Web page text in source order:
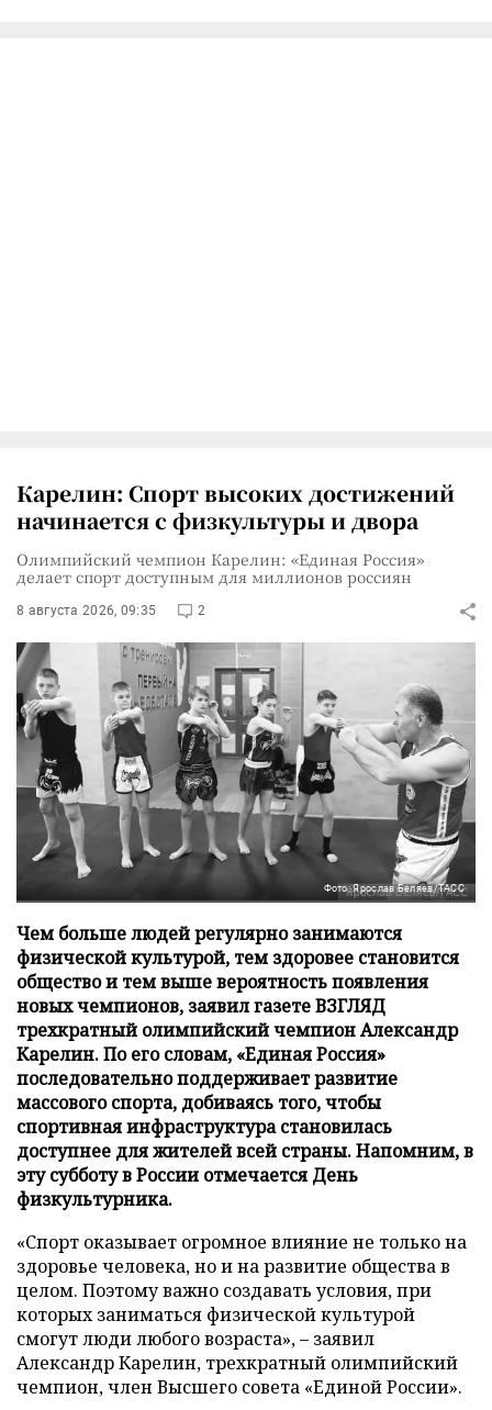
Карелин: Спорт высоких достижений
начинается с физкультуры и двора
Олимпийский чемпион Карелин: «Единая Россия»
делает спорт доступным для миллионов россиян
8 августа 2026, 09:35 2
Фото: Ярослав Беляев/ТАСС
Чем больше людей регулярно занимаются
физической культурой, тем здоровее становится
общество и тем выше вероятность появления
новых чемпионов, заявил газете ВЗГЛЯД
трехкратный олимпийский чемпион Александр
Карелин. По его словам, «Единая Россия»
последовательно поддерживает развитие
массового спорта, добиваясь того, чтобы
спортивная инфраструктура становилась
доступнее для жителей всей страны. Напомним, в
эту субботу в России отмечается День
физкультурника.
«Спорт оказывает огромное влияние не только на
здоровье человека, но и на развитие общества в
целом. Поэтому важно создавать условия, при
которых заниматься физической культурой
смогут люди любого возраста», – заявил
Александр Карелин, трехкратный олимпийский
чемпион, член Высшего совета «Единой России».